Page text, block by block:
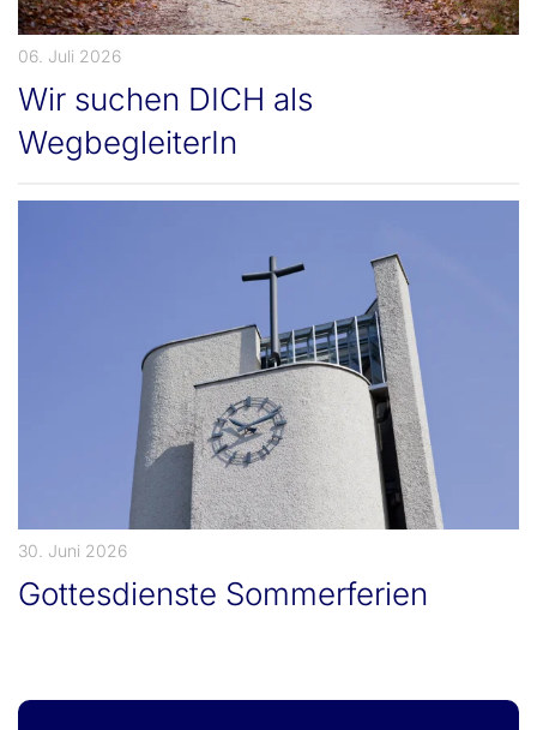
06. Juli 2026
Wir suchen DICH als
WegbegleiterIn
30. Juni 2026
Gottesdienste Sommerferien